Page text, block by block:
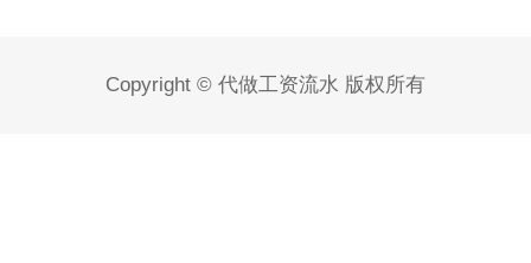
Copyright © 代做工资流水 版权所有